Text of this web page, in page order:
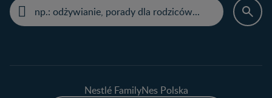
Nestlé FamilyNes Polska